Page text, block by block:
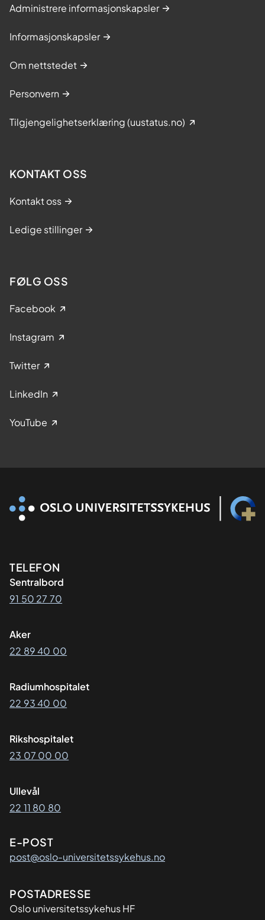
Administrere informasjonskapsler
Informasjonskapsler
Om nettstedet
Personvern
Tilgjengelighetserklæring (uustatus.no)
KONTAKT OSS
Kontakt oss
Ledige stillinger
FØLG OSS
Facebook
Instagram
Twitter
LinkedIn
YouTube
Kontaktinformasjon
TELEFON
Sentralbord
91 50 27 70
Aker
22 89 40 00
Radiumhospitalet
22 93 40 00
Rikshospitalet
23 07 00 00
Ullevål
22 11 80 80
E-POST
post@oslo-universitetssykehus.no
Adresse
POSTADRESSE
Oslo universitetssykehus HF